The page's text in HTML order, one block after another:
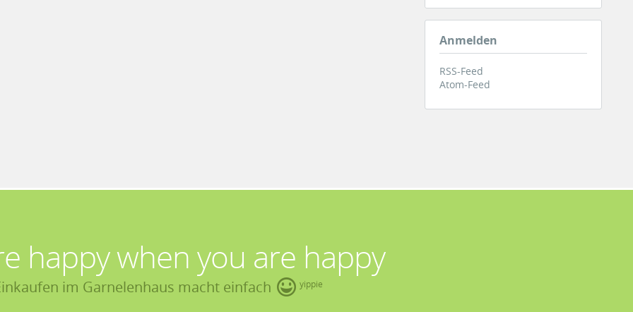
Anmelden
RSS-Feed
Atom-Feed
happy when you are happy
im Garnelenhaus macht einfach yippie